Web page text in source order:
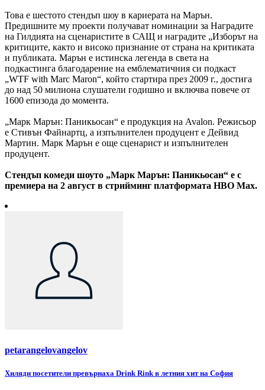
Това е шестото стендъп шоу в кариерата на Марън.
Предишните му проекти получават номинации за Наградите
на Гилдията на сценаристите в САЩ и наградите „Изборът на
критиците, както и високо признание от страна на критиката
и публиката. Марън е истинска легенда в света на
подкастинга благодарение на емблематичния си подкаст
„WTF with Marc Maron“, който стартира през 2009 г., достига
до над 50 милиона слушатели годишно и включва повече от
1600 епизода до момента.
„Марк Марън: Паникьосан“ е продукция на Avalon. Режисьор
е Стивън Файнартц, а изпълнителен продуцент е Дейвид
Мартин. Марк Марън е още сценарист и изпълнителен
продуцент.
Стендъп комеди шоуто „Марк Марън: Паникьосан“ е с
премиера на 2 август в стрийминг платформата HBO Max.
petarangelovangelov
Навигация
Хиляди посетители превърнаха Drink Rink в летния хит на София